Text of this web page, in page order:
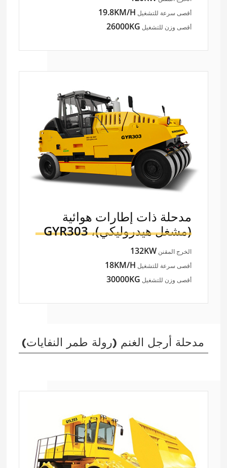
أقصى سرعة للتشغيل 19.8KM/H
أقصى وزن للتشغيل 26000KG
مدحلة ذات إطارات هوائية
(مشغل هيدروليكي)،GYR303
الخرج المقنن132KW
أقصى سرعة للتشغيل 18KM/H
أقصى وزن للتشغيل 30000KG
مدحلة أرجل الغنم (رولة طمر النفايات)